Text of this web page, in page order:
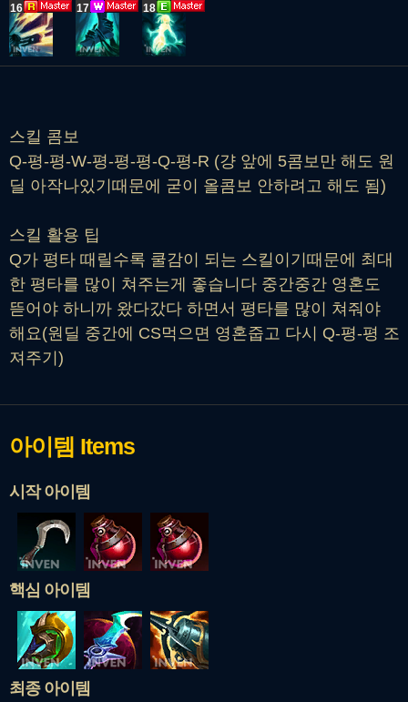
16 17 18
스킬 콤보
Q-평-평-W-평-평-평-Q-평-R (걍 앞에 5콤보만 해도 원
딜 아작나있기때문에 굳이 올콤보 안하려고 해도 됨)
스킬 활용 팁
Q가 평타 때릴수록 쿨감이 되는 스킬이기때문에 최대
한 평타를 많이 쳐주는게 좋습니다 중간중간 영혼도
뜯어야 하니까 왔다갔다 하면서 평타를 많이 쳐줘야
해요(원딜 중간에 CS먹으면 영혼줍고 다시 Q-평-평 조
져주기)
아이템 Items
시작 아이템
핵심 아이템
최종 아이템